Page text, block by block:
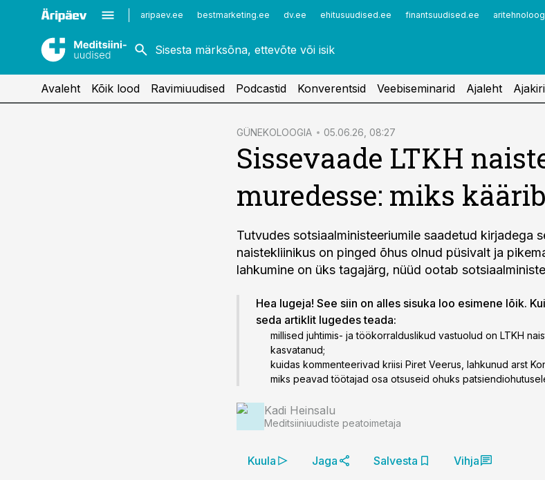
aripaev.ee bestmarketing.ee dv.ee ehitusuudised.ee finantsuudised.ee
Kirurgia
Naistehaigused
Vaktsineerimine
Avaleht Kõik lood Ravimiuudised Podcastid Konverentsid Veebiseminarid Ajaleht Ajakiri
GÜNEKOLOOGIA 05.06.26, 08:27
Sissevaade LTKH
muredesse: miks
Tutvudes sotsiaalministeeriumile saadetud kirjadega
naistekliinikus on pinged õhus olnud püsivalt ja
lahkumine on üks tagajärg, nüüd ootab
Hea lugeja! See siin on alles sisuka loo esimene lõik.
seda artiklit lugedes teada:
millised juhtimis- ja töökorralduslikud vastuolud on LTKH
kasvatanud;
kuidas kommenteerivad kriisi Piret Veerus, lahkunud arst
miks peavad töötajad osa otsuseid ohuks
Kadi Heinsalu
Meditsiiniuudiste peatoimetaja
Kuula Jaga Salvesta Vihja